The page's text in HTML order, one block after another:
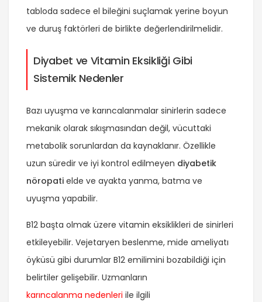
tabloda sadece el bileğini suçlamak yerine boyun
ve duruş faktörleri de birlikte değerlendirilmelidir.
Diyabet ve Vitamin Eksikliği Gibi
Sistemik Nedenler
Bazı uyuşma ve karıncalanmalar sinirlerin sadece
mekanik olarak sıkışmasından değil, vücuttaki
metabolik sorunlardan da kaynaklanır. Özellikle
uzun süredir ve iyi kontrol edilmeyen diyabetik
nöropati elde ve ayakta yanma, batma ve
uyuşma yapabilir.
B12 başta olmak üzere vitamin eksiklikleri de sinirleri
etkileyebilir. Vejetaryen beslenme, mide ameliyatı
öyküsü gibi durumlar B12 emilimini bozabildiği için
belirtiler gelişebilir. Uzmanların
karıncalanma nedenleri ile ilgili